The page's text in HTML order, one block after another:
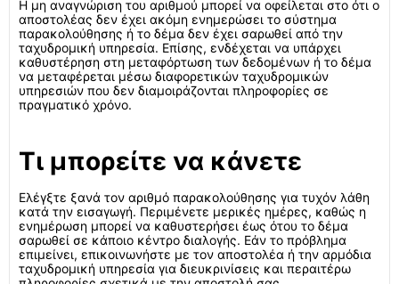
Η μη αναγνώριση του αριθμού μπορεί να οφείλεται στο ότι ο
αποστολέας δεν έχει ακόμη ενημερώσει το σύστημα
παρακολούθησης ή το δέμα δεν έχει σαρωθεί από την
ταχυδρομική υπηρεσία. Επίσης, ενδέχεται να υπάρχει
καθυστέρηση στη μεταφόρτωση των δεδομένων ή το δέμα
να μεταφέρεται μέσω διαφορετικών ταχυδρομικών
υπηρεσιών που δεν διαμοιράζονται πληροφορίες σε
πραγματικό χρόνο.
Τι μπορείτε να κάνετε
Ελέγξτε ξανά τον αριθμό παρακολούθησης για τυχόν λάθη
κατά την εισαγωγή. Περιμένετε μερικές ημέρες, καθώς η
ενημέρωση μπορεί να καθυστερήσει έως ότου το δέμα
σαρωθεί σε κάποιο κέντρο διαλογής. Εάν το πρόβλημα
επιμείνει, επικοινωνήστε με τον αποστολέα ή την αρμόδια
ταχυδρομική υπηρεσία για διευκρινίσεις και περαιτέρω